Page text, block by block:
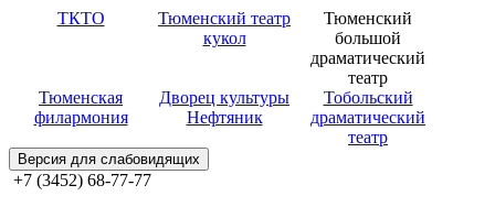
ТКТО
Тюменский театр
кукол
Тюменский
большой
драматический
театр
Тюменская
филармония
Дворец культуры
Нефтяник
Тобольский
драматический
театр
Версия для слабовидящих
+7 (3452) 68-77-77